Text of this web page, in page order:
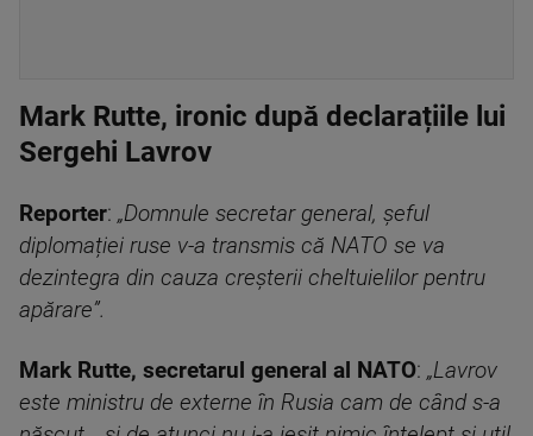
Mark Rutte, ironic după declarațiile lui
Sergehi Lavrov
Reporter: „Domnule secretar general, șeful
diplomației ruse v-a transmis că NATO se va
dezintegra din cauza creșterii cheltuielilor pentru
apărare”.
Mark Rutte, secretarul general al NATO: „Lavrov
este ministru de externe în Rusia cam de când s-a